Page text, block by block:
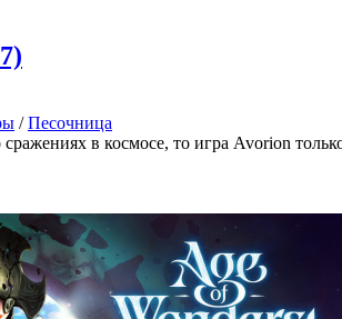
/Песочница
в космосе, то игра Avorion